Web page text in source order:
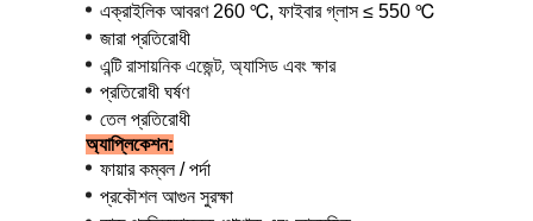
এক্রাইলিক আবরণ 260 ℃, ফাইবার গ্লাস ≤ 550 ℃
জারা প্রতিরোধী
এন্টি রাসায়নিক এজেন্ট, অ্যাসিড এবং ক্ষার
প্রতিরোধী ঘর্ষণ
তেল প্রতিরোধী
অ্যাপ্লিকেশন:
ফায়ার কম্বল / পর্দা
প্রকৌশল আগুন সুরক্ষা